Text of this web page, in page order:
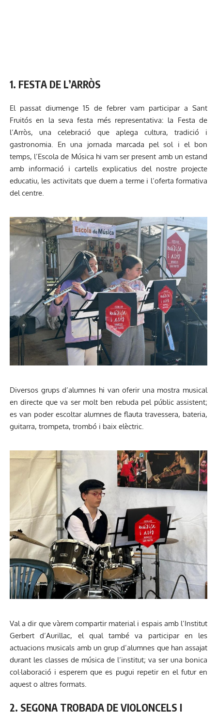
1. FESTA DE L’ARRÒS
El passat diumenge 15 de febrer vam participar a Sant
Fruitós en la seva festa més representativa: la Festa de
l’Arròs, una celebració que aplega cultura, tradició i
gastronomia. En una jornada marcada pel sol i el bon
temps, l’Escola de Música hi vam ser present amb un estand
amb informació i cartells explicatius del nostre projecte
educatiu, les activitats que duem a terme i l’oferta formativa
del centre.
Diversos grups d’alumnes hi van oferir una mostra musical
en directe que va ser molt ben rebuda pel públic assistent;
es van poder escoltar alumnes de flauta travessera, bateria,
guitarra, trompeta, trombó i baix elèctric.
Val a dir que vàrem compartir material i espais amb l’Institut
Gerbert d’Aurillac, el qual també va participar en les
actuacions musicals amb un grup d’alumnes que han assajat
durant les classes de música de l’institut; va ser una bonica
col·laboració i esperem que es pugui repetir en el futur en
aquest o altres formats.
2. SEGONA TROBADA DE VIOLONCELS I